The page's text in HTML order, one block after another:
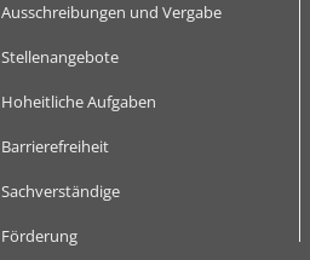
Ausschreibungen und Vergabe
Stellenangebote
Hoheitliche Aufgaben
Barrierefreiheit
Sachverständige
Förderung